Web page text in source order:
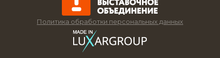
Политика обработки персональных данных